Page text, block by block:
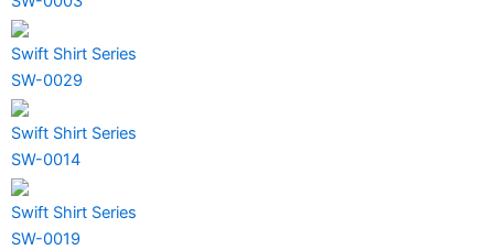
Swift Shirt Series
SW-0029
Swift Shirt Series
SW-0014
Swift Shirt Series
SW-0019